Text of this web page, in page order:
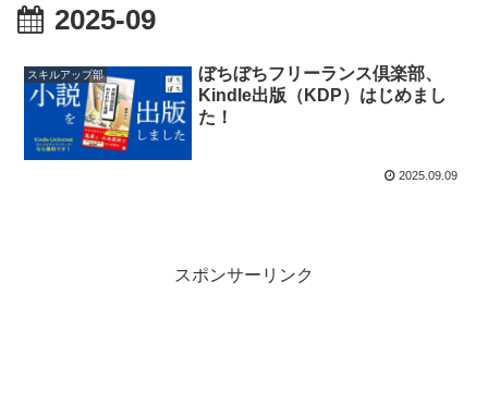
2025-09
スキルアップ部
ぼちぼちフリーランス倶楽部、
Kindle出版（KDP）はじめまし
た！
2025.09.09
スポンサーリンク